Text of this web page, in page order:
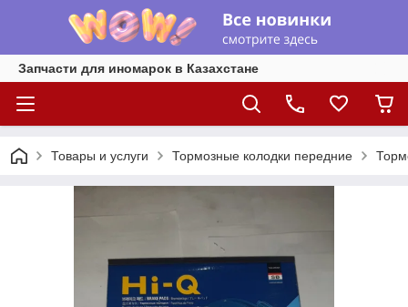
Запчасти для иномарок в Казахстане
Товары и услуги Тормозные колодки передние